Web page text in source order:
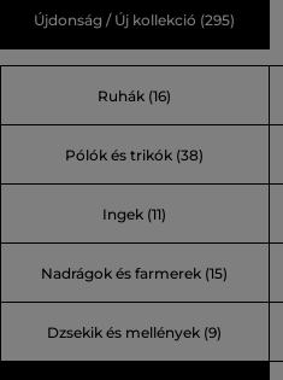
Újdonság / Új kollekció (295)
Ruhák (16)
Pólók és trikók (38)
Ingek (11)
Nadrágok és farmerek (15)
Dzsekik és mellények (9)